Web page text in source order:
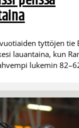
tyttöjen tie
lauantaina, kun
lukemin